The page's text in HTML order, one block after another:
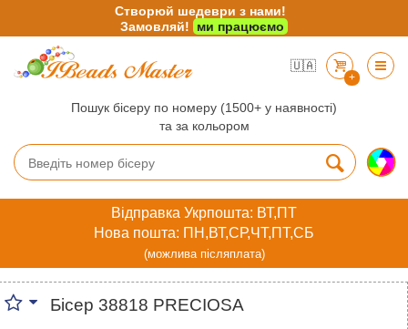
🇺🇦
+
Пошук бісеру по номеру (1500+ у наявності)
та за кольором
Відправка Укрпошта: ВТ,ПТ
Нова пошта: ПН,ВТ,СР,ЧТ,ПТ,СБ
(можлива післяплата)
Бісер 38818 PRECIOSA
Створюй шедеври з нами!
Замовляй!
ми працюємо